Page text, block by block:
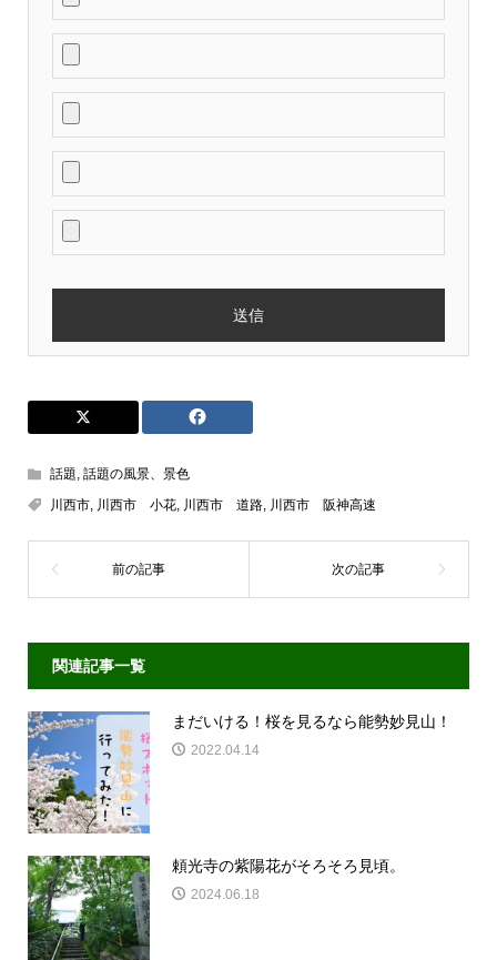
話題, 話題の風景、景色
川西市, 川西市 小花, 川西市 道路, 川西市 阪神高速
関連記事一覧
まだいける！桜を見るなら能勢妙見山！
2022.04.14
頼光寺の紫陽花がそろそろ見頃。
2024.06.18